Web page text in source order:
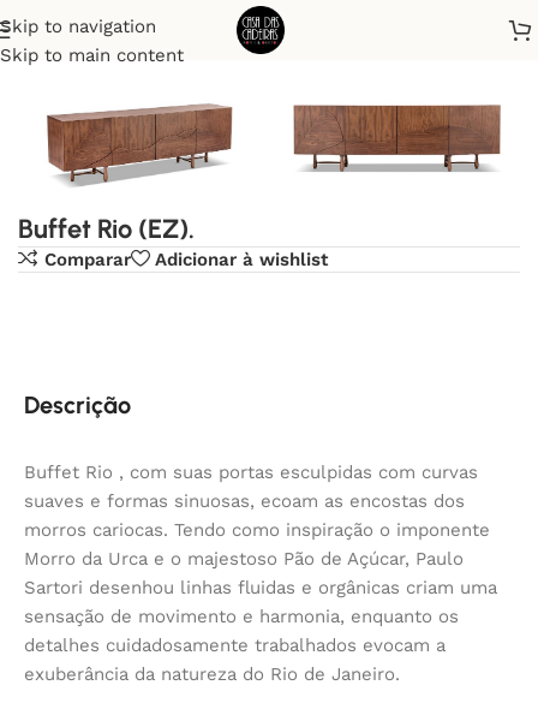
Skip to navigation
Skip to main content
Início Buffet
Buffet Rio (EZ).
Comparar Adicionar à wishlist
Descrição
Buffet Rio , com suas portas esculpidas com curvas
suaves e formas sinuosas, ecoam as encostas dos
morros cariocas. Tendo como inspiração o imponente
Morro da Urca e o majestoso Pão de Açúcar, Paulo
Sartori desenhou linhas fluidas e orgânicas criam uma
sensação de movimento e harmonia, enquanto os
detalhes cuidadosamente trabalhados evocam a
exuberância da natureza do Rio de Janeiro.